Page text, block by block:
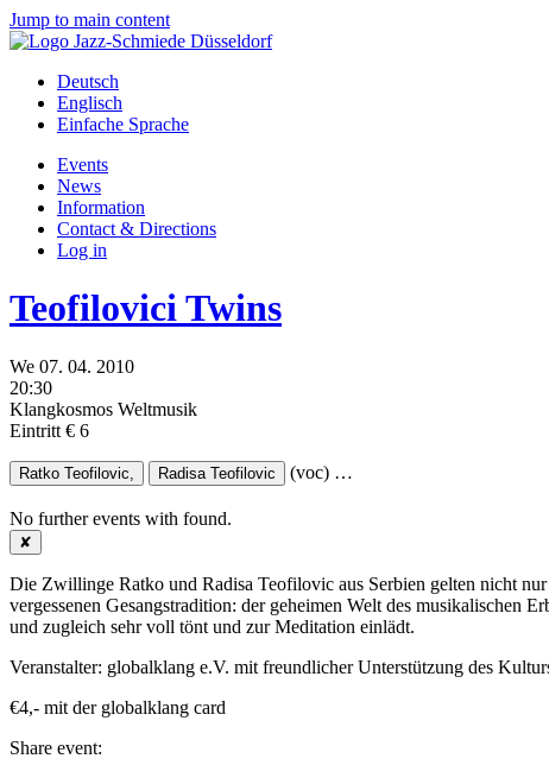
Jump to main content
Deutsch
Englisch
Einfache Sprache
Events
News
Information
Contact & Directions
Log in
Teofilovici Twins
We 07. 04. 2010
20:30
Klangkosmos Weltmusik
Eintritt € 6
Ratko Teofilovic, Radisa Teofilovic (voc) …
No further events with found.
✘
Die Zwillinge Ratko und Radisa Teofilovic aus Serbien gelten nicht nur
vergessenen Gesangstradition: der geheimen Welt des musikalischen
und zugleich sehr voll tönt und zur Meditation einlädt.
Veranstalter: globalklang e.V. mit freundlicher Unterstützung des
€4,- mit der globalklang card
Share event: